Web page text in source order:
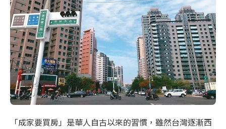
「成家要買房」是華人自古以來的習慣，雖然台灣逐漸西